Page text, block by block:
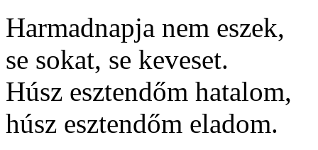
Harmadnapja nem eszek,
se sokat, se keveset.
Húsz esztendőm hatalom,
húsz esztendőm eladom.